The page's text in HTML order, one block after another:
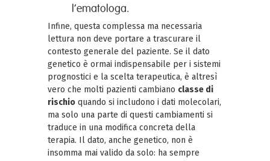
l’ematologa.
Infine, questa complessa ma necessaria
lettura non deve portare a trascurare il
contesto generale del paziente. Se il dato
genetico è ormai indispensabile per i sistemi
prognostici e la scelta terapeutica, è altresì
vero che molti pazienti cambiano classe di
rischio quando si includono i dati molecolari,
ma solo una parte di questi cambiamenti si
traduce in una modifica concreta della
terapia. Il dato, anche genetico, non è
insomma mai valido da solo: ha sempre